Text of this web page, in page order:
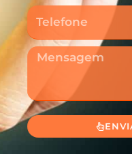
Telefone
Mensagem